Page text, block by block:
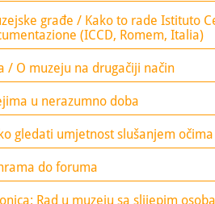
građe / Kako to rade Istituto
(ICCD, Romem, Italia)
/ O muzeju na drugačiji način
u nerazumno doba
gledati umjetnost slušanjem
do foruma
Rad u muzeju sa slijepim